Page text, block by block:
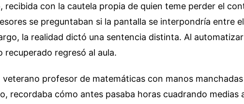
recibida con la cautela propia de quien teme perder el
se preguntaban si la pantalla se interpondría entre
la realidad dictó una sentencia distinta. Al
recuperado regresó al aula.
veterano profesor de matemáticas con manos
recordaba cómo antes pasaba horas cuadrando medias